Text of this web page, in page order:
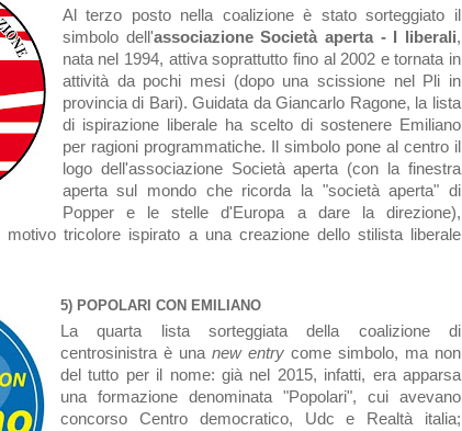
Al terzo posto nella coalizione è stato sorteggiato il
simbolo dell'associazione Società aperta - I liberali,
nata nel 1994, attiva soprattutto fino al 2002 e tornata in
attività da pochi mesi (dopo una scissione nel Pli in
provincia di Bari). Guidata da Giancarlo Ragone, la lista
di ispirazione liberale ha scelto di sostenere Emiliano
per ragioni programmatiche. Il simbolo pone al centro il
logo dell'associazione Società aperta (con la finestra
aperta sul mondo che ricorda la "società aperta" di
Popper e le stelle d'Europa a dare la direzione),
motivo tricolore ispirato a una creazione dello stilista liberale
5) POPOLARI CON EMILIANO
La quarta lista sorteggiata della coalizione di
centrosinistra è una new entry come simbolo, ma non
del tutto per il nome: già nel 2015, infatti, era apparsa
una formazione denominata "Popolari", cui avevano
concorso Centro democratico, Udc e Realtà italia;